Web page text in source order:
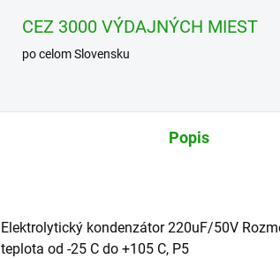
CEZ 3000 VÝDAJNÝCH MIEST
po celom Slovensku
Popis
Elektrolytický kondenzátor 220uF/50V
teplota od -25 C do +105 C, P5